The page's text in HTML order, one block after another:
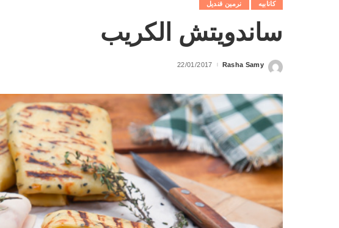
كانابيه نرمين قنديل
ساندويتش الكريب
Posted
Rasha Samy
22/01/2017